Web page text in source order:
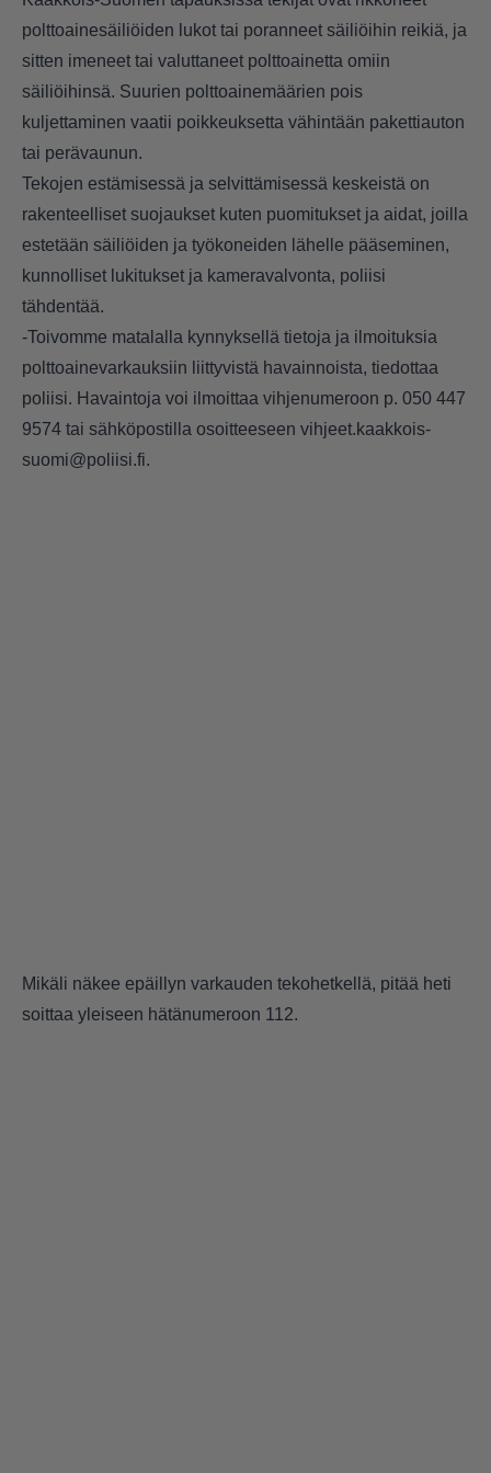
polttoainesäiliöiden lukot tai poranneet säiliöihin reikiä, ja
sitten imeneet tai valuttaneet polttoainetta omiin
säiliöihinsä. Suurien polttoainemäärien pois
kuljettaminen vaatii poikkeuksetta vähintään pakettiauton
tai perävaunun.
Tekojen estämisessä ja selvittämisessä keskeistä on
rakenteelliset suojaukset kuten puomitukset ja aidat, joilla
estetään säiliöiden ja työkoneiden lähelle pääseminen,
kunnolliset lukitukset ja kameravalvonta, poliisi
tähdentää.
-Toivomme matalalla kynnyksellä tietoja ja ilmoituksia
polttoainevarkauksiin liittyvistä havainnoista, tiedottaa
poliisi. Havaintoja voi ilmoittaa vihjenumeroon p. 050 447
9574 tai sähköpostilla osoitteeseen vihjeet.kaakkois-
suomi@poliisi.fi.
Mikäli näkee epäillyn varkauden tekohetkellä, pitää heti
soittaa yleiseen hätänumeroon 112.